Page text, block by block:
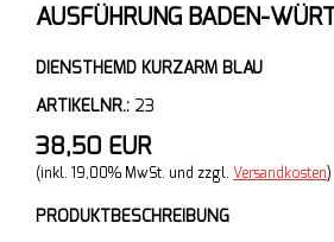
AUSFÜHRUNG BADEN-
DIENSTHEMD KURZARM BLAU
ARTIKELNR.: 23
38,50 EUR
(inkl. 19,00% MwSt. und zzgl. Versandkosten)
PRODUKTBESCHREIBUNG